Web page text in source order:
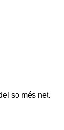
so més net.